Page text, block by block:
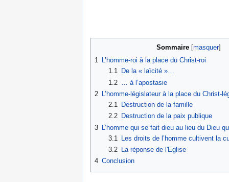
Sommaire
1 L’homme-roi à la place du Christ-roi
1.1
De la « laïcité »…
1.2
… à l’apostasie
2 L’homme-législateur à la place du Christ-
2.1
Destruction de la famille
2.2
Destruction de la paix publique
3
L’homme qui se fait dieu au lieu du Dieu
3.1
Les droits de l’homme cultivent la
3.2
La réponse de l'Eglise
4 Conclusion